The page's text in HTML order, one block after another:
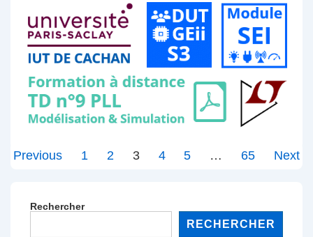
Pagination
Previous 1 2 3 4 5 … 65 Next
Rechercher
RECHERCHER